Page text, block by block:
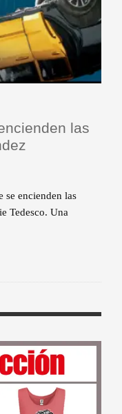
las
se encienden las
Tedesco. Una